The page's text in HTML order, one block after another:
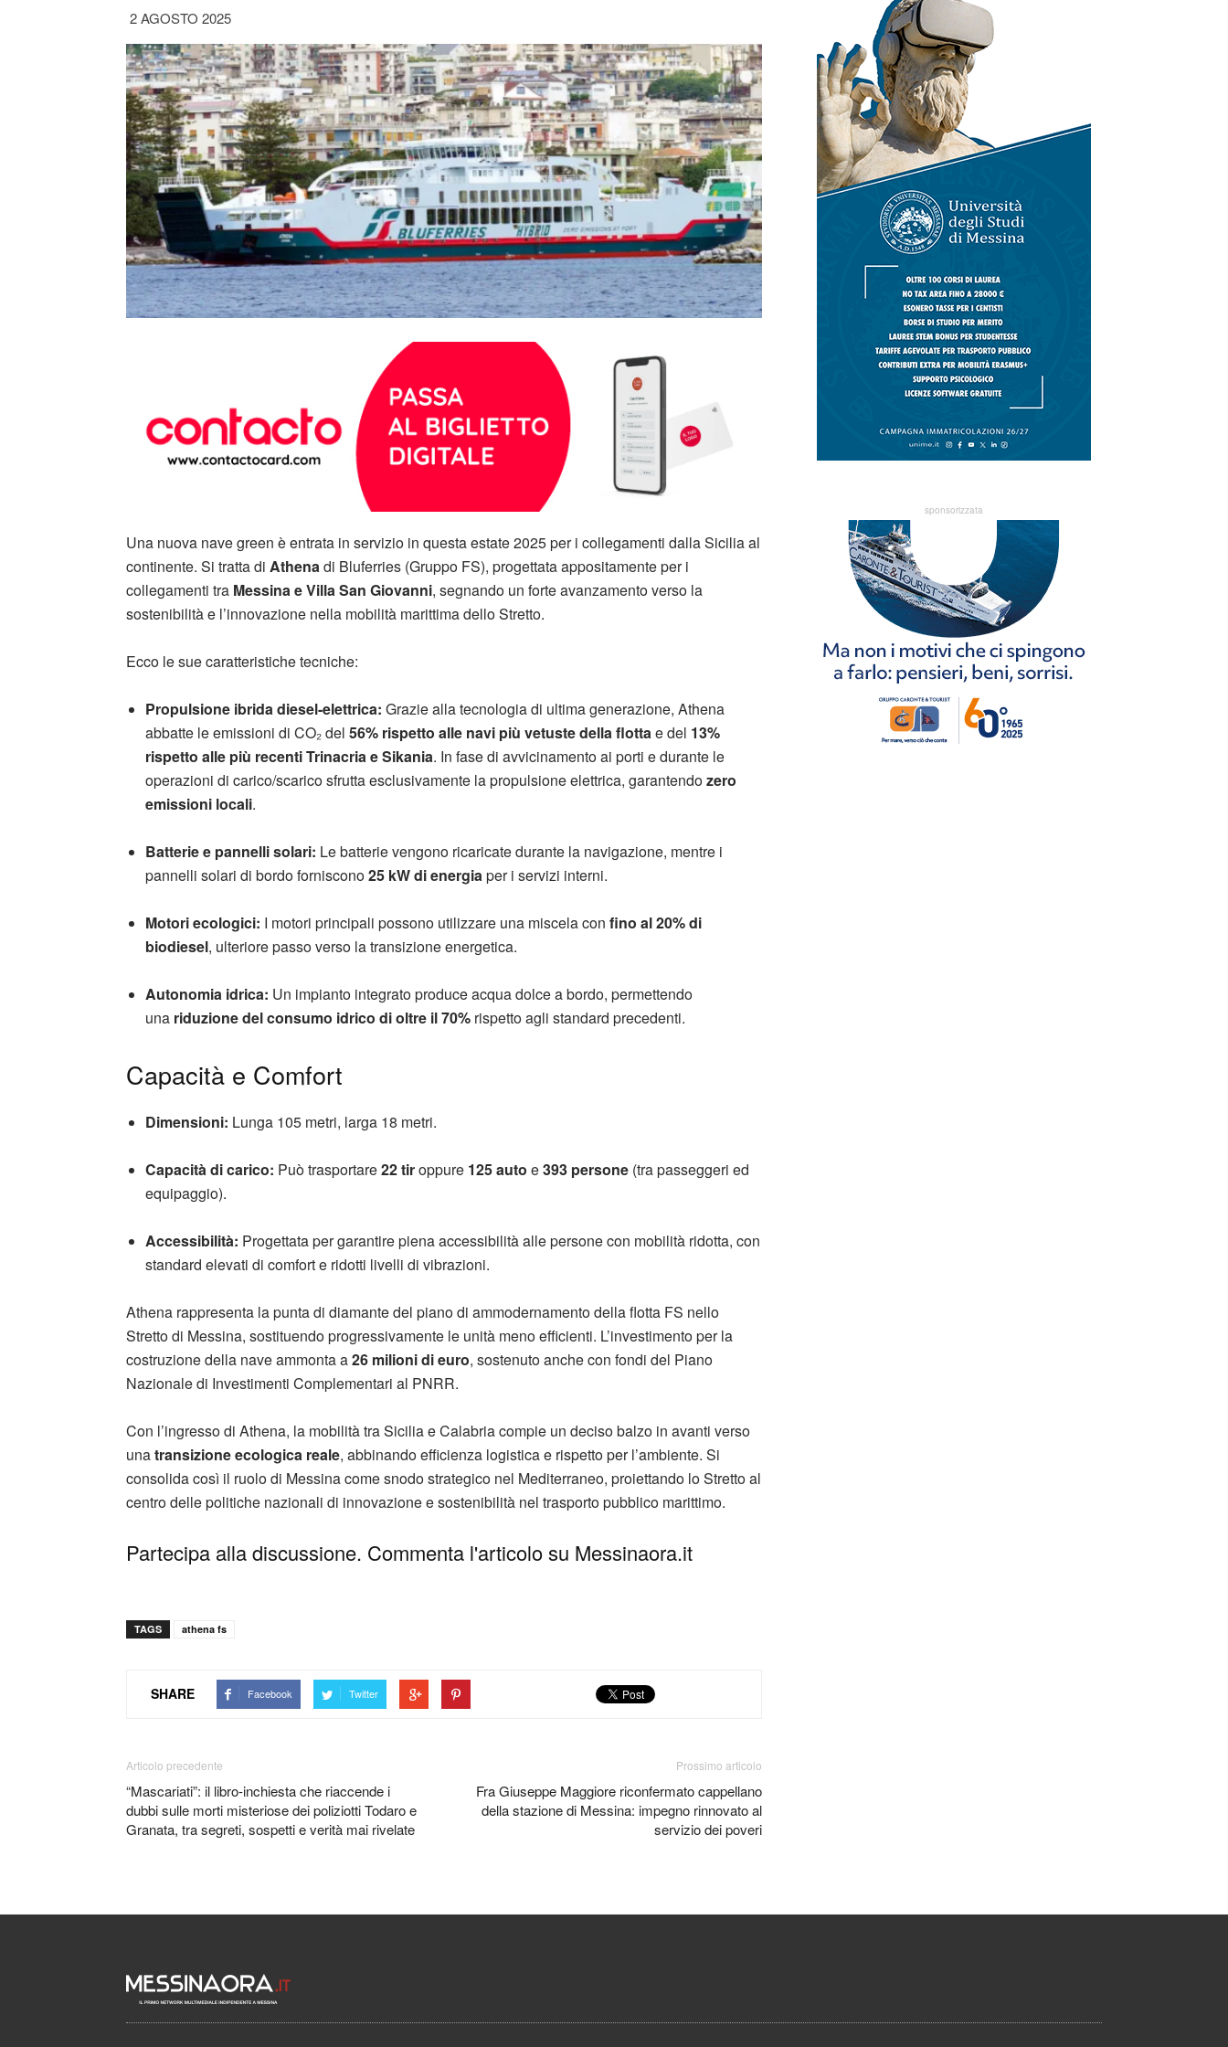
2 AGOSTO 2025
Una nuova nave green è entrata in servizio in questa estate 2025 per i collegamenti dalla Sicilia al
continente. Si tratta di Athena di Bluferries (Gruppo FS), progettata appositamente per i
collegamenti tra Messina e Villa San Giovanni, segnando un forte avanzamento verso la
sostenibilità e l’innovazione nella mobilità marittima dello Stretto.
Ecco le sue caratteristiche tecniche:
Propulsione ibrida diesel-elettrica: Grazie alla tecnologia di ultima generazione, Athena
abbatte le emissioni di CO₂ del 56% rispetto alle navi più vetuste della flotta e del 13%
rispetto alle più recenti Trinacria e Sikania. In fase di avvicinamento ai porti e durante le
operazioni di carico/scarico sfrutta esclusivamente la propulsione elettrica, garantendozero
emissioni locali.
Batterie e pannelli solari: Le batterie vengono ricaricate durante la navigazione, mentre i
pannelli solari di bordo forniscono25 kW di energia per i servizi interni.
Motori ecologici: I motori principali possono utilizzare una miscela con fino al 20% di
biodiesel, ulteriore passo verso la transizione energetica.
Autonomia idrica: Un impianto integrato produce acqua dolce a bordo, permettendo
una riduzione del consumo idrico di oltre il 70% rispetto agli standard precedenti.
Capacità e Comfort
Dimensioni: Lunga 105 metri, larga 18 metri.
Capacità di carico: Può trasportare22 tiroppure 125 auto e393 persone (tra passeggeri ed
equipaggio).
Accessibilità: Progettata per garantire piena accessibilità alle persone con mobilità ridotta, con
standard elevati di comfort e ridotti livelli di vibrazioni.
Athena rappresenta la punta di diamante del piano di ammodernamento della flotta FS nello
Stretto di Messina, sostituendo progressivamente le unità meno efficienti. L’investimento per la
costruzione della nave ammonta a26 milioni di euro, sostenuto anche con fondi del Piano
Nazionale di Investimenti Complementari al PNRR.
Con l’ingresso di Athena, la mobilità tra Sicilia e Calabria compie un deciso balzo in avanti verso
unatransizione ecologica reale, abbinando efficienza logistica e rispetto per l’ambiente. Si
consolida così il ruolo di Messina come snodo strategico nel Mediterraneo, proiettando lo Stretto al
centro delle politiche nazionali di innovazione e sostenibilità nel trasporto pubblico marittimo.
Partecipa alla discussione. Commenta l'articolo su Messinaora.it
TAGS athena fs
SHARE Facebook Twitter
Articolo precedente
“Mascariati”: il libro-inchiesta che riaccende i
dubbi sulle morti misteriose dei poliziotti Todaro e
Granata, tra segreti, sospetti e verità mai rivelate
Prossimo articolo
Fra Giuseppe Maggiore riconfermato cappellano
della stazione di Messina: impegno rinnovato al
servizio dei poveri
sponsorizzata